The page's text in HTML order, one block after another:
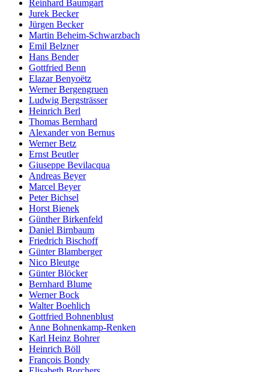
Reinhard Baumgart
Jurek Becker
Jürgen Becker
Martin Beheim-Schwarzbach
Emil Belzner
Hans Bender
Gottfried Benn
Elazar Benyoëtz
Werner Bergengruen
Ludwig Bergsträsser
Heinrich Berl
Thomas Bernhard
Alexander von Bernus
Werner Betz
Ernst Beutler
Giuseppe Bevilacqua
Andreas Beyer
Marcel Beyer
Peter Bichsel
Horst Bienek
Günther Birkenfeld
Daniel Birnbaum
Friedrich Bischoff
Günter Blamberger
Nico Bleutge
Günter Blöcker
Bernhard Blume
Werner Bock
Walter Boehlich
Gottfried Bohnenblust
Anne Bohnenkamp-Renken
Karl Heinz Bohrer
Heinrich Böll
François Bondy